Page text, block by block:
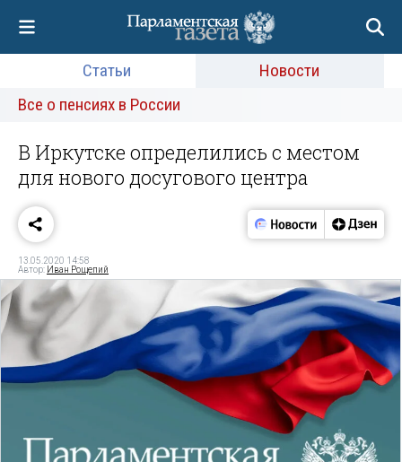
Статьи
Новости
Все о пенсиях в России
В Иркутске определились с местом
для нового досугового центра
13.05.2020 14:58
Автор: Иван Рощепий